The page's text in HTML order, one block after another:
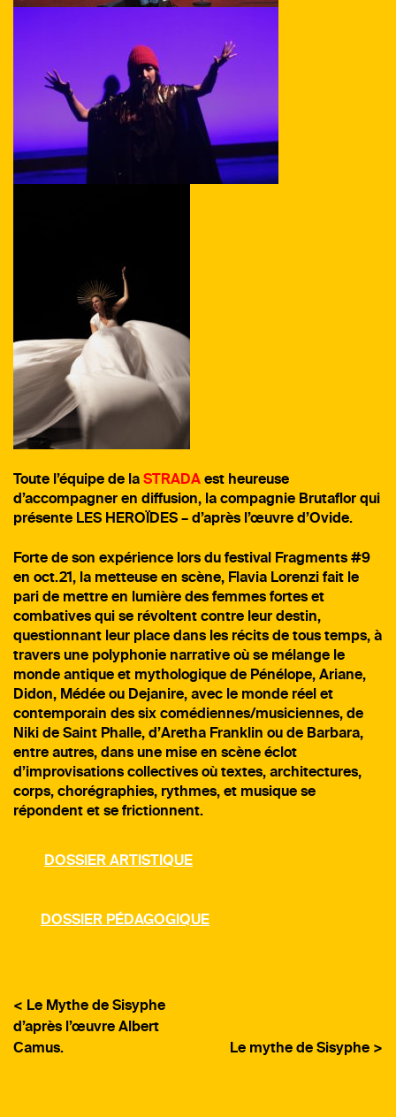
Toute l’équipe de la STRADA est heureuse
d’accompagner en diffusion, la compagnie Brutaflor qui
présente LES HEROÏDES – d’après l’œuvre d’Ovide.
Forte de son expérience lors du festival Fragments #9
en oct.21, la metteuse en scène, Flavia Lorenzi fait le
pari de mettre en lumière des femmes fortes et
combatives qui se révoltent contre leur destin,
questionnant leur place dans les récits de tous temps, à
travers une polyphonie narrative où se mélange le
monde antique et mythologique de Pénélope, Ariane,
Didon, Médée ou Dejanire, avec le monde réel et
contemporain des six comédiennes/musiciennes, de
Niki de Saint Phalle, d’Aretha Franklin ou de Barbara,
entre autres, dans une mise en scène éclot
d’improvisations collectives où textes, architectures,
corps, chorégraphies, rythmes, et musique se
répondent et se frictionnent.
DOSSIER ARTISTIQUE
DOSSIER PÉDAGOGIQUE
< Le Mythe de Sisyphe
d’après l’œuvre Albert
Camus.
Le mythe de Sisyphe >